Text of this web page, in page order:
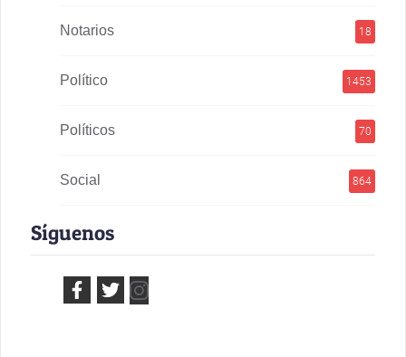
Notarios 18
Político 1453
Políticos 70
Social 864
Síguenos